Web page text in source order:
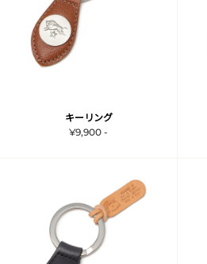
キーリング
¥9,900 -